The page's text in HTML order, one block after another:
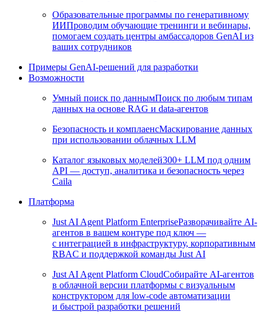
Образовательные программы по генеративному
ИИПроводим обучающие тренинги и вебинары,
помогаем создать центры амбассадоров GenAI из
ваших сотрудников
Примеры GenAI-решений для разработки
Возможности
Умный поиск по даннымПоиск по любым типам
данных на основе RAG и data-агентов
Безопасность и комплаенсМаскирование данных
при использовании облачных LLM
Каталог языковых моделей300+ LLM под одним
API — доступ, аналитика и безопасность через
Caila
Платформа
Just AI Agent Platform EnterpriseРазворачивайте AI-
агентов в вашем контуре под ключ —
с интеграцией в инфраструктуру, корпоративным
RBAC и поддержкой команды Just AI
Just AI Agent Platform CloudСобирайте AI-агентов
в облачной версии платформы с визуальным
конструктором для low-code автоматизации
и быстрой разработки решений